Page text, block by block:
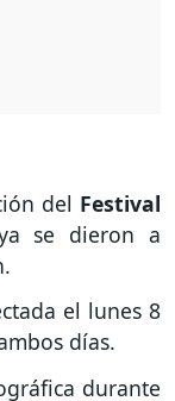
del Festival
se dieron a
el lunes 8
días.
durante